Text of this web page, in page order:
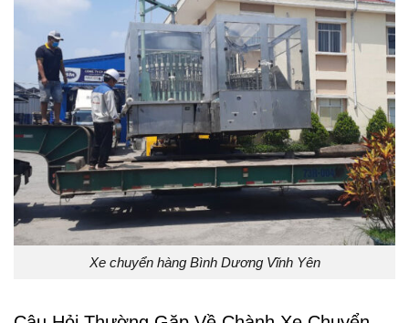
Xe chuyển hàng Bình Dương Vĩnh Yên